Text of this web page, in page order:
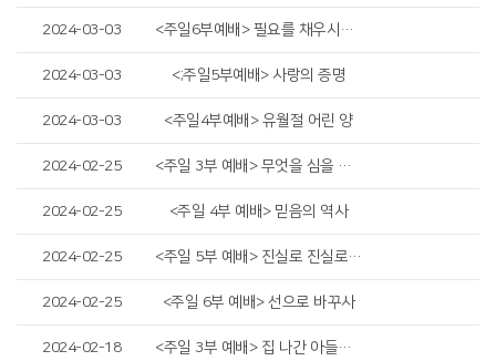
2024-03-03 <주일6부예배> 필요를 채우시는 하나님
2024-03-03 <;주일5부예배> 사랑의 증명
2024-03-03 <주일4부예배> 유월절 어린 양
2024-02-25 <주일 3부 예배> 무엇을 심을 것인가?
2024-02-25 <주일 4부 예배> 믿음의 역사
2024-02-25 <주일 5부 예배> 진실로 진실로 말씀하실 때에
2024-02-25 <주일 6부 예배> 선으로 바꾸사
2024-02-18 <주일 3부 예배> 집 나간 아들이 낭비한 것